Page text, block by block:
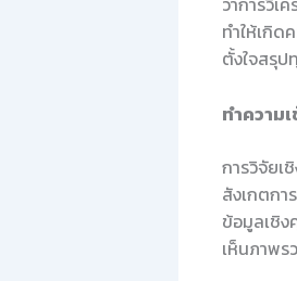
ทำให้เกิด
ตั้งใจสรุป
ทำความ
การวิจัยเ
สังเกตกา
ข้อมูลเชิง
เห็นภาพร